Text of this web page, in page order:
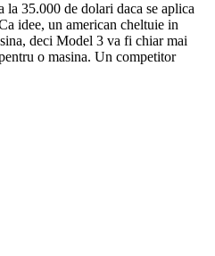
la 35.000 de dolari daca se aplica
idee, un american cheltuie in
deci Model 3 va fi chiar mai
o masina. Un competitor